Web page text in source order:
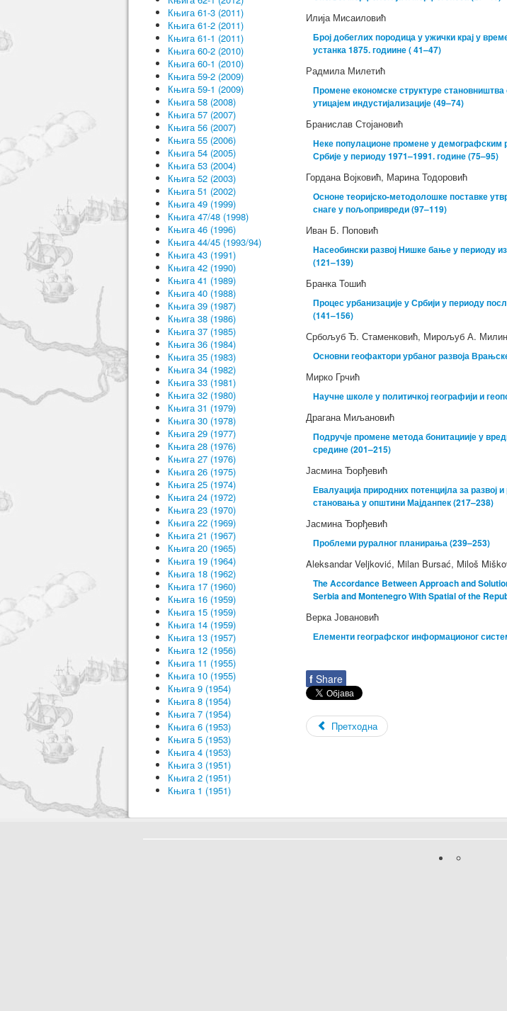
Књига 61-3 (2011)
Књига 61-2 (2011)
Књига 61-1 (2011)
Књига 60-2 (2010)
Књига 60-1 (2010)
Књига 59-2 (2009)
Књига 59-1 (2009)
Књига 58 (2008)
Књига 57 (2007)
Књига 56 (2007)
Књига 55 (2006)
Књига 54 (2005)
Књига 53 (2004)
Књига 52 (2003)
Књига 51 (2002)
Књига 49 (1999)
Књига 47/48 (1998)
Књига 46 (1996)
Књига 44/45 (1993/94)
Књига 43 (1991)
Књига 42 (1990)
Књига 41 (1989)
Књига 40 (1988)
Књига 39 (1987)
Књига 38 (1986)
Књига 37 (1985)
Књига 36 (1984)
Књига 35 (1983)
Књига 34 (1982)
Књига 33 (1981)
Књига 32 (1980)
Књига 31 (1979)
Књига 30 (1978)
Књига 29 (1977)
Књига 28 (1976)
Књига 27 (1976)
Књига 26 (1975)
Књига 25 (1974)
Књига 24 (1972)
Књига 23 (1970)
Књига 22 (1969)
Књига 21 (1967)
Књига 20 (1965)
Књига 19 (1964)
Књига 18 (1962)
Књига 17 (1960)
Књига 16 (1959)
Књига 15 (1959)
Књига 14 (1959)
Књига 13 (1957)
Књига 12 (1956)
Књига 11 (1955)
Књига 10 (1955)
Књига 9 (1954)
Књига 8 (1954)
Књига 7 (1954)
Књига 6 (1953)
Књига 5 (1953)
Књига 4 (1953)
Књига 3 (1951)
Књига 2 (1951)
Књига 1 (1951)
Илија Мисаиловић
Број добеглих породица у ужички крај у
устанка 1875. годиине ( 41–47)
Радмила Милетић
Промене економске структуре
утицајем индустијализације (49–74)
Бранислав Стојановић
Неке популационе промене у демографским
Србије у периоду 1971–1991. године (75–95)
Гордана Војковић, Марина Тодоровић
Осноне теоријско-методолошке поставке
снаге у пољопривреди (97–119)
Иван Б. Поповић
Насеобински развој Нишке бање у периоду
(121–139)
Бранка Тошић
Процес урбанизације у Србији у периоду
(141–156)
Србољуб Ђ. Стаменковић, Мирољуб А.
Основни геофактори урбаног развоја
Мирко Грчић
Научне школе у политичкој географији и
Драгана Миљановић
Подручје промене метода бонитациије у
средине (201–215)
Јасмина Ђорђевић
Евалуација природних потенцијла за развој
становања у општини Мајданпек (217–238)
Јасмина Ђорђевић
Проблеми руралног планирања (239–253)
Aleksandar Veljković, Milan Bursać, Miloš
The Accordance Between Approach and
Serbia and Montenegro With Spatial of the
Верка Јовановић
Елементи географског информационог
f Share
Претходна